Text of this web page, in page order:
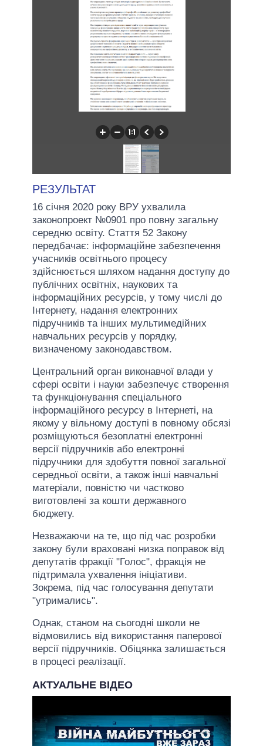
РЕЗУЛЬТАТ
16 січня 2020 року ВРУ ухвалила
законопроект №0901 про повну загальну
середню освіту. Стаття 52 Закону
передбачає: інформаційне забезпечення
учасників освітнього процесу
здійснюється шляхом надання доступу до
публічних освітніх, наукових та
інформаційних ресурсів, у тому числі до
Інтернету, надання електронних
підручників та інших мультимедійних
навчальних ресурсів у порядку,
визначеному законодавством.
Центральний орган виконавчої влади у
сфері освіти і науки забезпечує створення
та функціонування спеціального
інформаційного ресурсу в Інтернеті, на
якому у вільному доступі в повному обсязі
розміщуються безоплатні електронні
версії підручників або електронні
підручники для здобуття повної загальної
середньої освіти, а також інші навчальні
матеріали, повністю чи частково
виготовлені за кошти державного
бюджету.
Незважаючи на те, що під час розробки
закону були враховані низка поправок від
депутатів фракції "Голос", фракція не
підтримала ухвалення ініціативи.
Зокрема, під час голосування депутати
"утримались".
Однак, станом на сьогодні школи не
відмовились від використання паперової
версії підручників. Обіцянка залишається
в процесі реалізації.
АКТУАЛЬНЕ ВІДЕО